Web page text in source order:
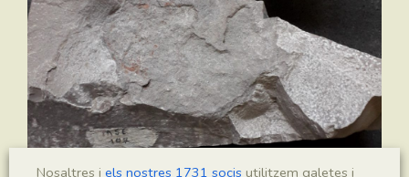
Nosaltres i els nostres 1731 socis utilitzem galetes i